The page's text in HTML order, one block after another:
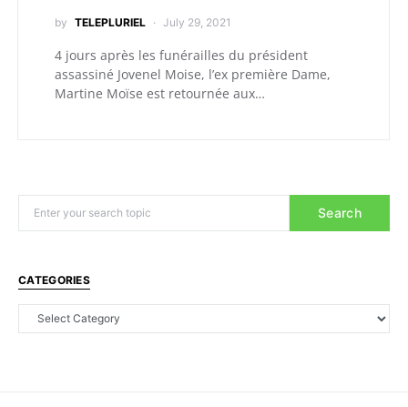
by TELEPLURIEL July 29, 2021
4 jours après les funérailles du président
assassiné Jovenel Moise, l’ex première Dame,
Martine Moïse est retournée aux…
Search
CATEGORIES